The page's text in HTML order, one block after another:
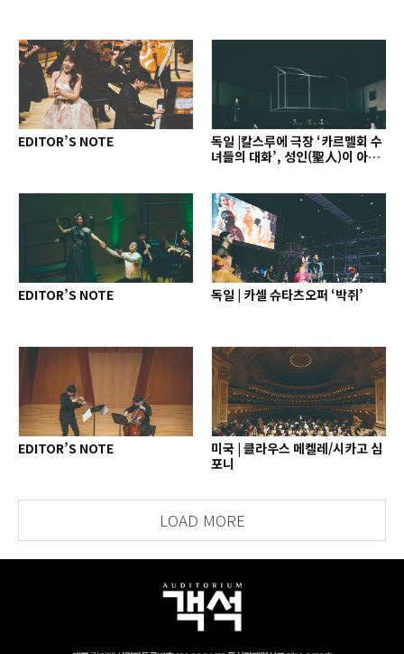
EDITOR’S NOTE
독일 |칼스루에 극장 ‘카르멜회 수
녀들의 대화’, 성인(聖人)이 아닌
EDITOR’S NOTE 독일 | 카셀 슈타츠오퍼 ‘박쥐’
EDITOR’S NOTE
미국 | 클라우스 메켈레/시카고 심
포니
LOAD MORE